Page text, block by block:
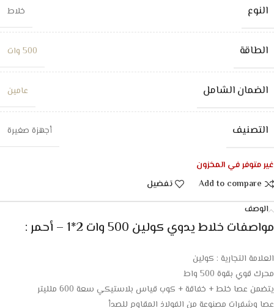
النوع خلاط
الطاقة 500 وات
الضمان الشامل عامين
التصنيف أجهزة صغيرة
غير متوفر في المخزون
Add to compare
تفضيل
الوصف
مواصفات خلاط يدوي كولين 500 وات 2*1 – أحمر :
العلامة التجارية : كولين
محرك قوي بقوة 500 واط
يتضمن عصا خلط + خفاقة + كوب قياس بلاستيكي سعة 600 ملليتر
عصا وشفرات مصنوعة من الفولاذ المقاوم للصدأ